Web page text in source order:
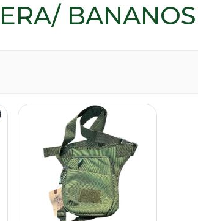
BANANOS